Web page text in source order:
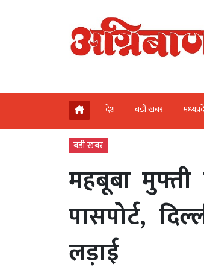
देश बड़ी खबर
बड़ी खबर
महबूबा
पासपोर्ट,
लड़ाई